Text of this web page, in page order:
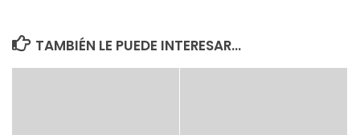
TAMBIÉN LE PUEDE INTERESAR...